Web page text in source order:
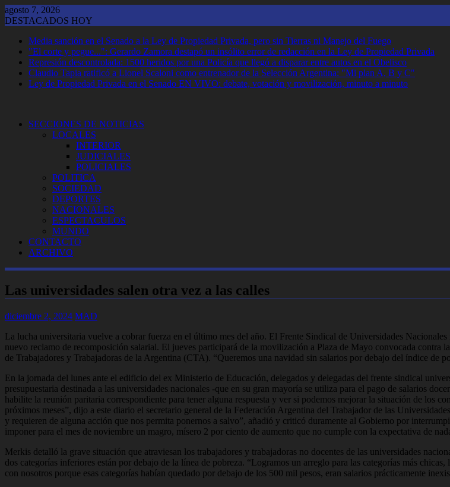
Saltar
al
agosto 7, 2026
DESTACADOS HOY
Media sanción en el Senado a la Ley de Propiedad Privada, pero sin Tierras ni Manejo del Fuego
"El corte y pegue...": Gerardo Zamora destapó un insólito error de redacción en la Ley de Propiedad Privada
Represión descontrolada: 1500 heridos por una Policía que llegó a disparar entre autos en el Obelisco
Claudio Tapia ratificó a Lionel Scaloni como entrenador de la Selección Argentina: "Mi plan A, B y C"
Ley de Propiedad Privada en el Senado EN VIVO: debate, votación y movilización, minuto a minuto
SECCIONES DE NOTICIAS
LOCALES
INTERIOR
JUDICIALES
POLICIALES
POLITICA
SOCIEDAD
DEPORTES
NACIONALES
ESPECTACULOS
MUNDO
CONTACTO
ARCHIVO
Las universidades salen otra vez a las calles
diciembre 2, 2024 MAD
La lucha universitaria vuelve a cobrar fuerza en el último mes del año. El Frente Sindical de Universidades
nuevo reclamo de recomposición salarial. El jueves participará de la movilización a Plaza de Mayo convocada contra
de Trabajadores y Trabajadoras de la Argentina (CTA). “Queremos una navidad sin salarios por debajo del índice de
En la jornada del lunes ante el edificio del ex Ministerio de Educación, delegados y delegadas del frente sindical
presupuestaria destinada a las universidades nacionales -que en su gran mayoría se utiliza para el pago de salarios
habilite la reunión paritaria correspondiente para tener alguna respuesta y ver si podemos mejorar la situación de los
próximos meses”, dijo a este diario el secretario general de la Federación Argentina del Trabajador de las
y requieren de alguna acción que nos permita ponernos a salvo”, añadió y criticó duramente al Gobierno por
imponer para el mes de noviembre un magro, mísero 2 por ciento de aumento que no cumple con la expectativa de
Merkis detalló la grave situación que atraviesan los trabajadores y trabajadoras no docentes de las universidades
dos categorías inferiores están por debajo de la línea de pobreza. “Logramos un arreglo para las categorías más
con nosotros porque esas categorías habían quedado por debajo de los 500 mil pesos, eran salarios prácticamente